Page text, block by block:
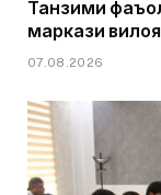
Танзими
маркази
07.08.2026